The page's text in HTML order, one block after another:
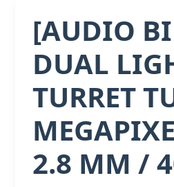
[AUDIO
DUAL
TURRET
2.8 MM /